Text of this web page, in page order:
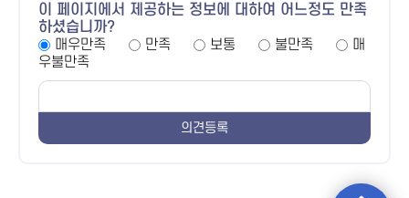
이 페이지에서 제공하는 정보에 대하여 어느정도 만족
하셨습니까?
매우만족
만족 보통 불만족
매
우불만족